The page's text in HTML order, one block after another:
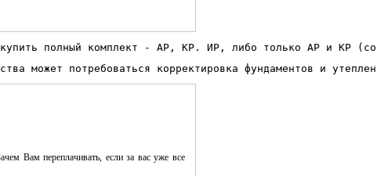
полный комплект - АР, КР. ИР, либо только АР и КР
может потребоваться корректировка фундаментов и
Вам переплачивать, если за вас уже все